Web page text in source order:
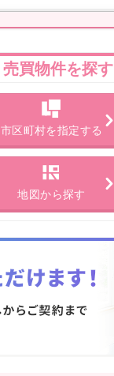
売買物件を探す
市区町村を指定する
地図から探す